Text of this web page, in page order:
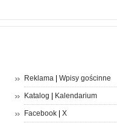
Reklama| Wpisy gościnne
Katalog Kalendarium
Facebook| X